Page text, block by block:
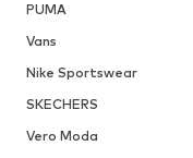
PUMA
Vans
Nike Sportswear
SKECHERS
Vero Moda